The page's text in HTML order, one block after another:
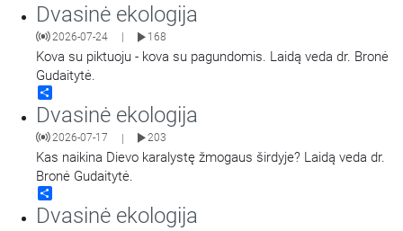
Dvasinė ekologija
2026-07-24 168
Kova su piktuoju - kova su pagundomis. Laidą veda dr. Bronė
Gudaitytė.
Dvasinė ekologija
2026-07-17 | 203
Kas naikina Dievo karalystę žmogaus širdyje? Laidą veda dr.
Bronė Gudaitytė.
Dvasinė ekologija